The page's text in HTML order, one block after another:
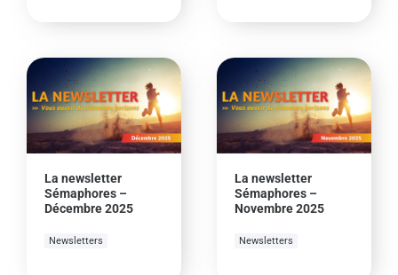
La newsletter
Sémaphores –
Décembre 2025
Newsletters
La newsletter
Sémaphores –
Novembre 2025
Newsletters